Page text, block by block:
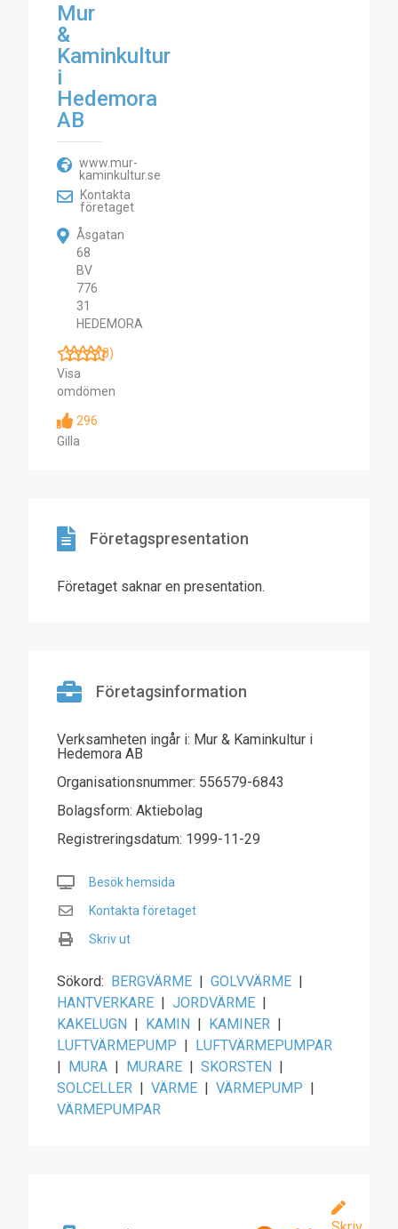
Mur
&
Kaminkultur
i
Hedemora
AB
www.mur-
kaminkultur.se
Kontakta
företaget
Åsgatan
68
BV
776
31
HEDEMORA
(0)
Visa
omdömen
296
Gilla
Företagspresentation
Företaget saknar en presentation.
Företagsinformation
Verksamheten ingår i: Mur & Kaminkultur i
Hedemora AB
Organisationsnummer: 556579-6843
Bolagsform: Aktiebolag
Registreringsdatum: 1999-11-29
Besök hemsida
Kontakta företaget
Skriv ut
Sökord: BERGVÄRME | GOLVVÄRME |
HANTVERKARE | JORDVÄRME |
KAKELUGN | KAMIN | KAMINER |
LUFTVÄRMEPUMP | LUFTVÄRMEPUMPAR
| MURA | MURARE | SKORSTEN |
SOLCELLER | VÄRME | VÄRMEPUMP |
VÄRMEPUMPAR